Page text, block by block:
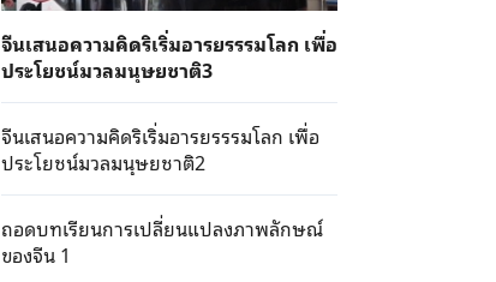
จีนเสนอความคิดริเริ่มอารยรรรมโลก เพื่อ
ประโยชน์มวลมนุษยชาติ3
จีนเสนอความคิดริเริ่มอารยรรรมโลก เพื่อ
ประโยชน์มวลมนุษยชาติ2
ถอดบทเรียนการเปลี่ยนแปลงภาพลักษณ์
ของจีน 1